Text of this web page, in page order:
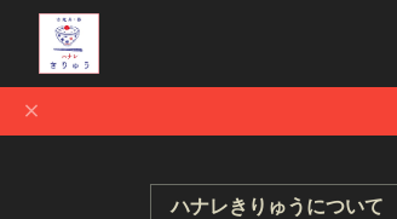
ハナレきりゅうについて